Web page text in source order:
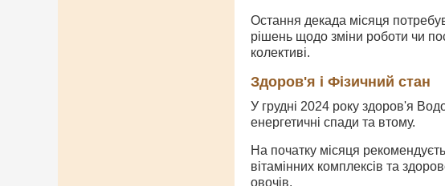
Остання декада місяця
рішень щодо зміни роботи чи
колективі.
Здоров'я і Фізичний стан
У грудні 2024 року здоров'я
енергетичні спади та втому.
На початку місяця
вітамінних комплексів та
овочів.